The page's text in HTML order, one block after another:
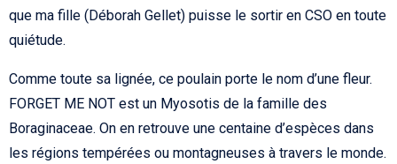
que ma fille (Déborah Gellet) puisse le sortir en CSO en toute
quiétude.
Comme toute sa lignée, ce poulain porte le nom d’une fleur.
FORGET ME NOT est un Myosotis de la famille des
Boraginaceae. On en retrouve une centaine d’espèces dans
les régions tempérées ou montagneuses à travers le monde.